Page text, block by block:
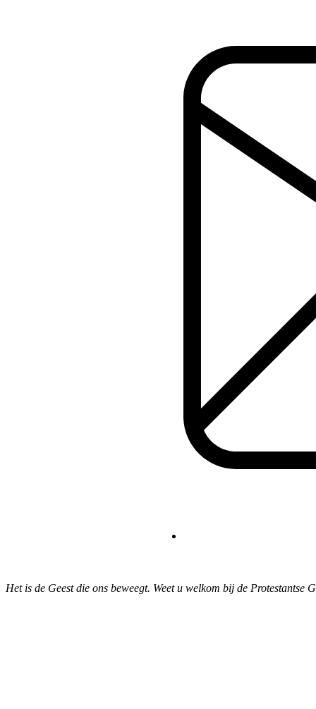
Het is de Geest die ons beweegt. Weet u welkom bij de Protestantse